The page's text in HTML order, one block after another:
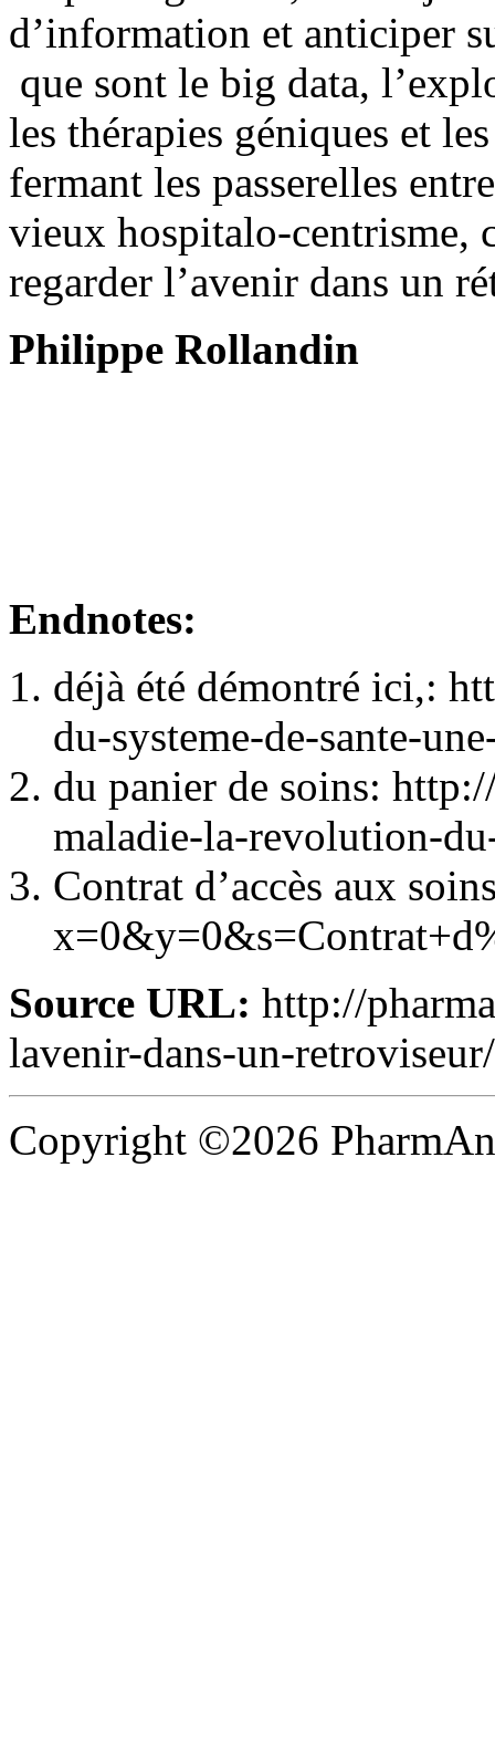
d’information et anticiper
que sont le big data,
les thérapies géniques et
fermant les passerelles
vieux hospitalo-centrisme,
regarder l’avenir dans un
Philippe Rollandin
Endnotes:
déjà été démontré ici,:
du-systeme-de-sante-
du panier de soins:
maladie-la-revolution-
Contrat d’accès aux
Source URL: http://
lavenir-dans-un-retroviseur/
Copyright ©2026